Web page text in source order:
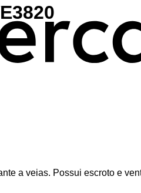
a veias. Possui escroto e